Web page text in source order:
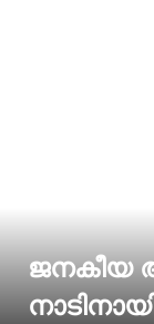
ജനകീയ